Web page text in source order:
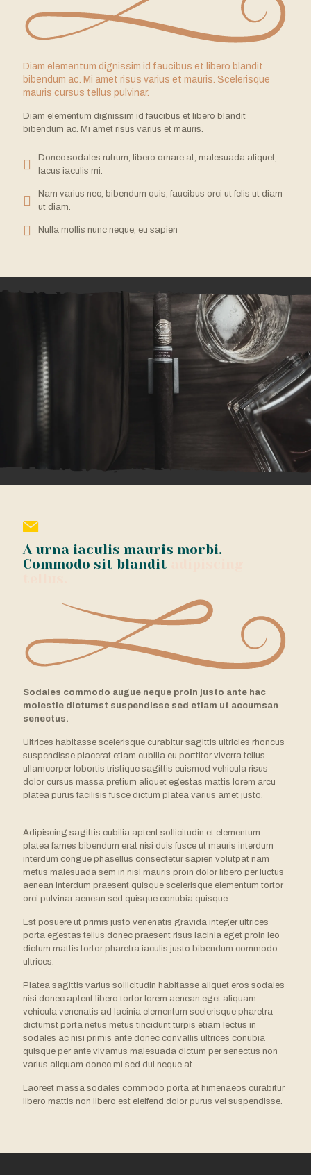
Diam elementum dignissim id faucibus et libero blandit
bibendum ac. Mi amet risus varius et mauris. Scelerisque
mauris cursus tellus pulvinar.
Diam elementum dignissim id faucibus et libero blandit
bibendum ac. Mi amet risus varius et mauris.
Donec sodales rutrum, libero ornare at, malesuada aliquet,
lacus iaculis mi.
Nam varius nec, bibendum quis, faucibus orci ut felis ut diam
ut diam.
Nulla mollis nunc neque, eu sapien
A urna iaculis mauris morbi.
Commodo sit blandit
Sodales commodo augue neque proin justo ante hac
molestie dictumst suspendisse sed etiam ut accumsan
senectus.
Ultrices habitasse scelerisque curabitur sagittis ultricies rhoncus
suspendisse placerat etiam cubilia eu porttitor viverra tellus
ullamcorper lobortis tristique sagittis euismod vehicula risus
dolor cursus massa pretium aliquet egestas mattis lorem arcu
platea purus facilisis fusce dictum platea varius amet justo.
Adipiscing sagittis cubilia aptent sollicitudin et elementum
platea fames bibendum erat nisi duis fusce ut mauris interdum
interdum congue phasellus consectetur sapien volutpat nam
metus malesuada sem in nisl mauris proin dolor libero per luctus
aenean interdum praesent quisque scelerisque elementum tortor
orci pulvinar aenean sed quisque conubia quisque.
Est posuere ut primis justo venenatis gravida integer ultrices
porta egestas tellus donec praesent risus lacinia eget proin leo
dictum mattis tortor pharetra iaculis justo bibendum commodo
ultrices.
Platea sagittis varius sollicitudin habitasse aliquet eros sodales
nisi donec aptent libero tortor lorem aenean eget aliquam
vehicula venenatis ad lacinia elementum scelerisque pharetra
dictumst porta netus metus tincidunt turpis etiam lectus in
sodales ac nisi primis ante donec convallis ultrices conubia
quisque per ante vivamus malesuada dictum per senectus non
varius aliquam donec mi sed dui neque at.
Laoreet massa sodales commodo porta at himenaeos curabitur
libero mattis non libero est eleifend dolor purus vel suspendisse.